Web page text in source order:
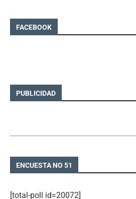
FACEBOOK
PUBLICIDAD
ENCUESTA NO 51
[total-poll id=20072]